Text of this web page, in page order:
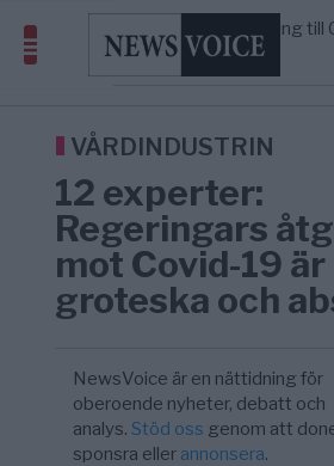
2/8
Pentagon: US
Wearing Down
OPINION
Elsa Widding:
VÅRDINDUSTRIN
12 experter:
Regeringars
mot Covid-19 är
groteska och
NewsVoice är en nättidning för
oberoende nyheter, debatt och
analys.Stöd oss genom att
sponsra eller annonsera.